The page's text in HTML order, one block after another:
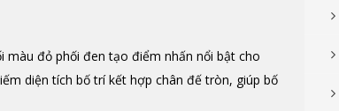
màu đỏ phối đen tạo điểm nhấn nổi bật cho
diện tích bố trí kết hợp chân đế tròn, giúp bố